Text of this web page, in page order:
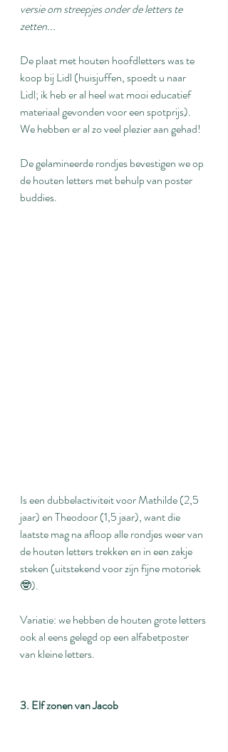
versie om streepjes onder de letters te
zetten...
De plaat met houten hoofdletters was te
koop bij Lidl (huisjuffen, spoedt u naar
Lidl; ik heb er al heel wat mooi educatief
materiaal gevonden voor een spotprijs).
We hebben er al zo veel plezier aan gehad!
De gelamineerde rondjes bevestigen we op
de houten letters met behulp van poster
buddies.
Is een dubbelactiviteit voor Mathilde (2,5
jaar) en Theodoor (1,5 jaar), want die
laatste mag na afloop alle rondjes weer van
de houten letters trekken en in een zakje
steken (uitstekend voor zijn fijne motoriek
🤓).
Variatie: we hebben de houten grote letters
ook al eens gelegd op een alfabetposter
van kleine letters.
3. Elf zonen van Jacob